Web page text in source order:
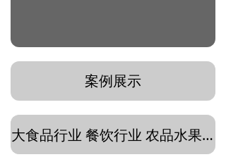
案例展示
大食品行业 餐饮行业 农品水果 酒类茶饮 水产生鲜